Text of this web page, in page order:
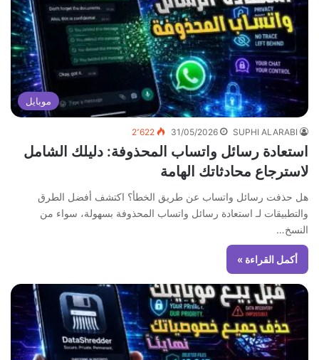
موبايل
SUPHI ALARABI
31/05/2026 2٬622
استعادة رسائل واتساب المحذوفة: دليلك الشامل
لاسترجاع محادثاتك الهامة
هل حذفت رسائل واتساب عن طريق الخطأ؟ اكتشف أفضل الطرق
والتطبيقات لـ استعادة رسائل واتساب المحذوفة بسهولة، سواء من
النسخ…
أكمل القراءة »